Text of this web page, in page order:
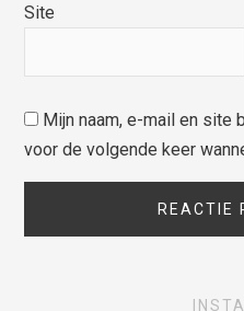
Site
Mijn naam, e-mail en site
voor de volgende keer